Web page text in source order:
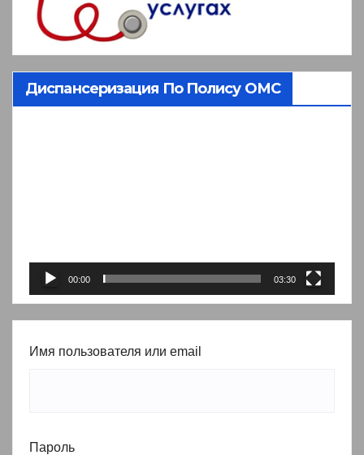
Диспансеризация По Полису ОМС
00:00 03:30
Имя пользователя или email
Пароль